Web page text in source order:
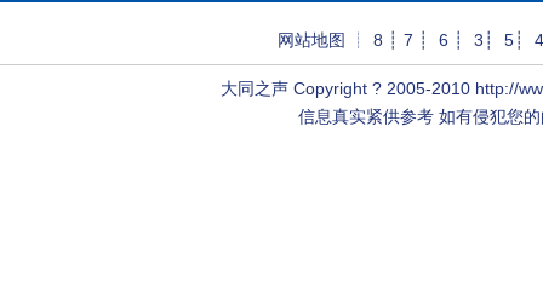
网站地图 ┊ 8 ┊ 7 ┊ 6 ┊ 3 ┊ 5┊ 4
大同之声 Copyright ? 2005-2010 http://
信息真实紧供参考 如有侵犯您